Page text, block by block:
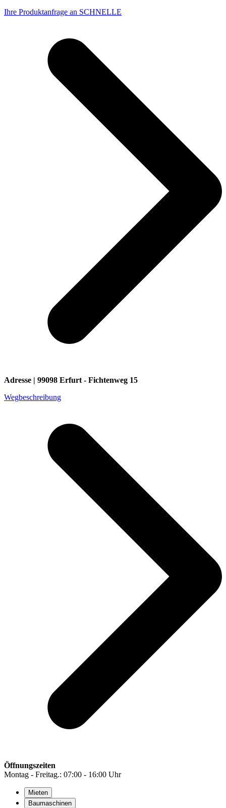
Ihre Produktanfrage an SCHNELLE
Adresse | 99098 Erfurt - Fichtenweg 15
Wegbeschreibung
Öffnungszeiten
Montag - Freitag.: 07:00 - 16:00 Uhr
Mieten
Baumaschinen